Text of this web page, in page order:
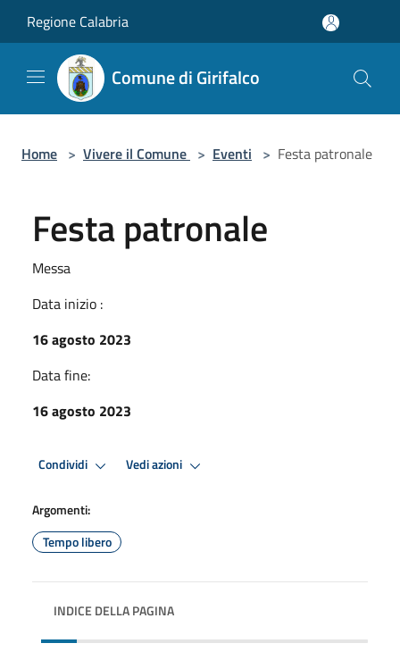
Regione Calabria
Comune di Girifalco
Home > Vivere il Comune > Eventi > Festa patronale
Festa patronale
Messa
Data inizio :
16 agosto 2023
Data fine:
16 agosto 2023
Condividi Vedi azioni
Argomenti:
Tempo libero
INDICE DELLA PAGINA